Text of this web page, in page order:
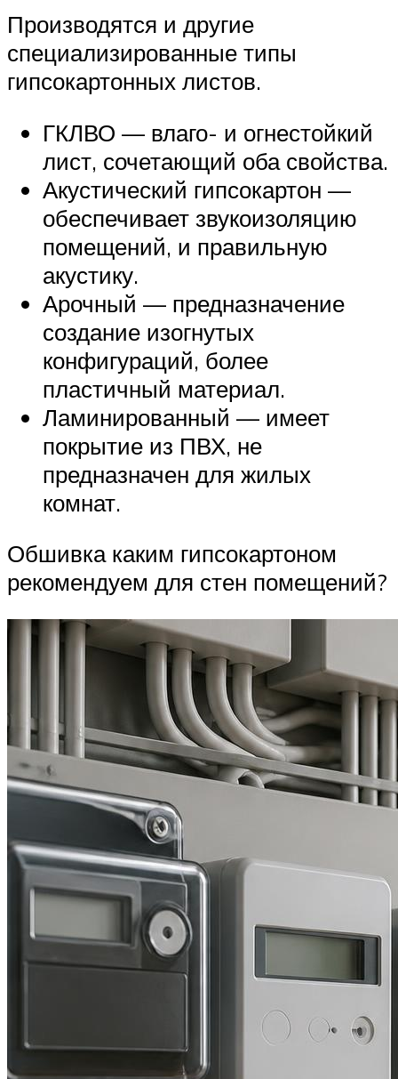
Производятся и другие
специализированные типы
гипсокартонных листов.
ГКЛВО — влаго- и огнестойкий
лист, сочетающий оба свойства.
Акустический гипсокартон —
обеспечивает звукоизоляцию
помещений, и правильную
акустику.
Арочный — предназначение
создание изогнутых
конфигураций, более
пластичный материал.
Ламинированный — имеет
покрытие из ПВХ, не
предназначен для жилых
комнат.
Обшивка каким гипсокартоном
рекомендуем для стен помещений?